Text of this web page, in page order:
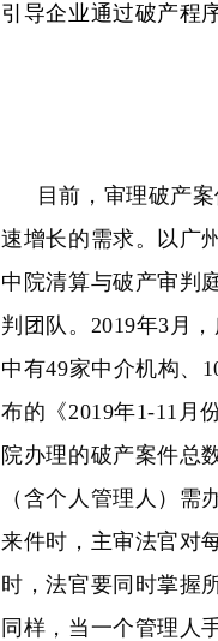
引导企业通过破产程
目前，审理破产
速增长的需求。以广
中院清算与破产审判
判团队。2019年3月
中有49家中介机构、
布的《2019年1-11月
院办理的破产案件总
（含个人管理人）
来件时，主审法官对
时，法官要同时掌握
同样，当一个管理人